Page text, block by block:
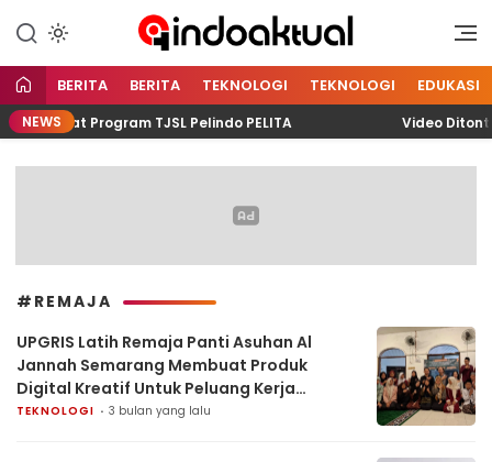
Indoaktual
Indonesia Aktual
BERITA BERITA TEKNOLOGI TEKNOLOGI EDUKASI
NEWS
Lewat Program TJSL Pelindo PELITA Video
#REMAJA
UPGRIS Latih Remaja Panti Asuhan Al
Jannah Semarang Membuat Produk
Digital Kreatif Untuk Peluang Kerja
Remote
TEKNOLOGI 3 bulan yang lalu